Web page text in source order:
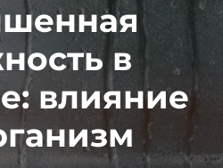
в
влияние